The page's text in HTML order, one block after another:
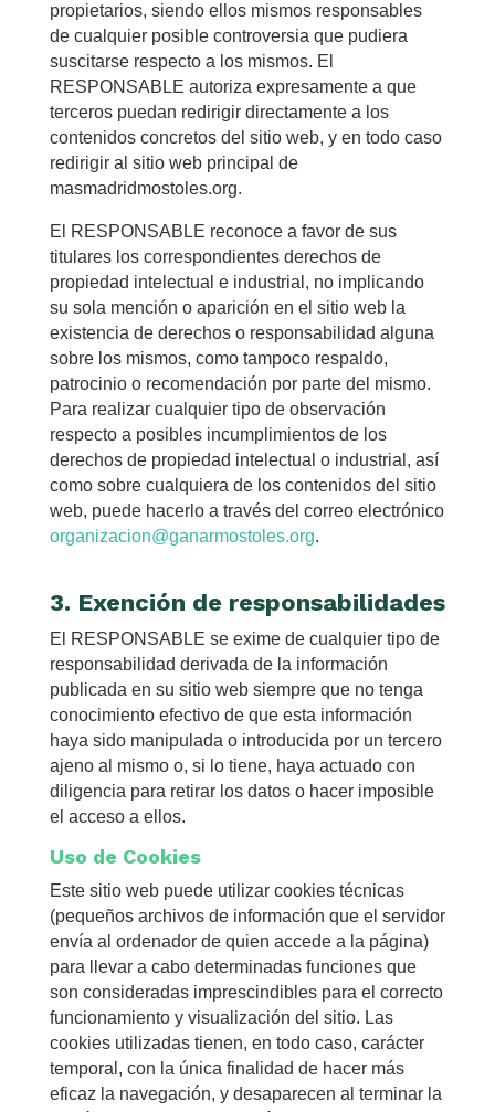
propietarios, siendo ellos mismos responsables
de cualquier posible controversia que pudiera
suscitarse respecto a los mismos. El
RESPONSABLE autoriza expresamente a que
terceros puedan redirigir directamente a los
contenidos concretos del sitio web, y en todo caso
redirigir al sitio web principal de
masmadridmostoles.org.
El RESPONSABLE reconoce a favor de sus
titulares los correspondientes derechos de
propiedad intelectual e industrial, no implicando
su sola mención o aparición en el sitio web la
existencia de derechos o responsabilidad alguna
sobre los mismos, como tampoco respaldo,
patrocinio o recomendación por parte del mismo.
Para realizar cualquier tipo de observación
respecto a posibles incumplimientos de los
derechos de propiedad intelectual o industrial, así
como sobre cualquiera de los contenidos del sitio
web, puede hacerlo a través del correo electrónico
organizacion@ganarmostoles.org.
3. Exención de responsabilidades
El RESPONSABLE se exime de cualquier tipo de
responsabilidad derivada de la información
publicada en su sitio web siempre que no tenga
conocimiento efectivo de que esta información
haya sido manipulada o introducida por un tercero
ajeno al mismo o, si lo tiene, haya actuado con
diligencia para retirar los datos o hacer imposible
el acceso a ellos.
Uso de Cookies
Este sitio web puede utilizar cookies técnicas
(pequeños archivos de información que el servidor
envía al ordenador de quien accede a la página)
para llevar a cabo determinadas funciones que
son consideradas imprescindibles para el correcto
funcionamiento y visualización del sitio. Las
cookies utilizadas tienen, en todo caso, carácter
temporal, con la única finalidad de hacer más
eficaz la navegación, y desaparecen al terminar la